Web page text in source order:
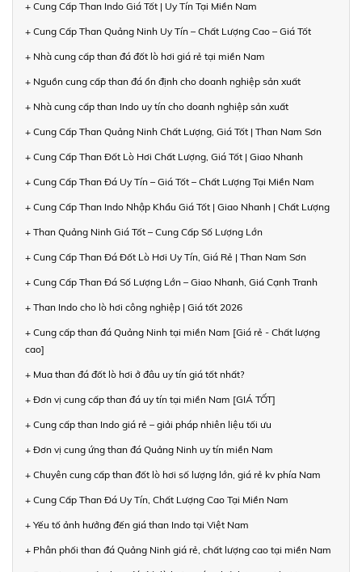
+ Cung Cấp Than Indo Giá Tốt | Uy Tín Tại Miền Nam
+ Cung Cấp Than Quảng Ninh Uy Tín – Chất Lượng Cao – Giá Tốt
+ Nhà cung cấp than đá đốt lò hơi giá rẻ tại miền Nam
+ Nguồn cung cấp than đá ổn định cho doanh nghiệp sản xuất
+ Nhà cung cấp than Indo uy tín cho doanh nghiệp sản xuất
+ Cung Cấp Than Quảng Ninh Chất Lượng, Giá Tốt | Than Nam Sơn
+ Cung Cấp Than Đốt Lò Hơi Chất Lượng, Giá Tốt | Giao Nhanh
+ Cung Cấp Than Đá Uy Tín – Giá Tốt – Chất Lượng Tại Miền Nam
+ Cung Cấp Than Indo Nhập Khẩu Giá Tốt | Giao Nhanh | Chất Lượng
+ Than Quảng Ninh Giá Tốt – Cung Cấp Số Lượng Lớn
+ Cung Cấp Than Đá Đốt Lò Hơi Uy Tín, Giá Rẻ | Than Nam Sơn
+ Cung Cấp Than Đá Số Lượng Lớn – Giao Nhanh, Giá Cạnh Tranh
+ Than Indo cho lò hơi công nghiệp | Giá tốt 2026
+ Cung cấp than đá Quảng Ninh tại miền Nam [Giá rẻ - Chất lượng
cao]
+ Mua than đá đốt lò hơi ở đâu uy tín giá tốt nhất?
+ Đơn vị cung cấp than đá uy tín tại miền Nam [GIÁ TỐT]
+ Cung cấp than Indo giá rẻ – giải pháp nhiên liệu tối ưu
+ Đơn vị cung ứng than đá Quảng Ninh uy tín miền Nam
+ Chuyên cung cấp than đốt lò hơi số lượng lớn, giá rẻ kv phía Nam
+ Cung Cấp Than Đá Uy Tín, Chất Lượng Cao Tại Miền Nam
+ Yếu tố ảnh hưởng đến giá than Indo tại Việt Nam
+ Phân phối than đá Quảng Ninh giá rẻ, chất lượng cao tại miền Nam